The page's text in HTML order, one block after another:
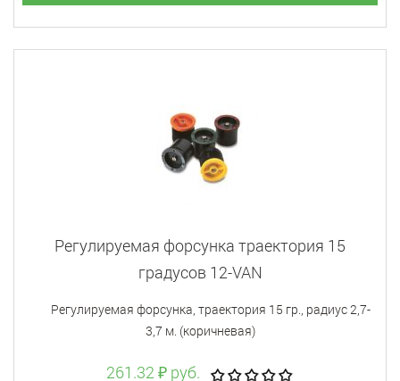
Регулируемая форсунка траектория 15
градусов 12-VAN
Регулируемая форсунка, траектория 15 гр., радиус 2,7-
3,7 м. (коричневая)
261.32 ₽ руб.